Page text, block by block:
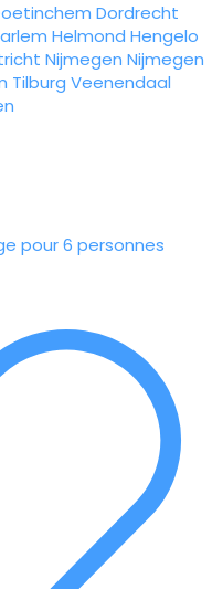
Dordrecht
Helmond Hengelo
Nijmegen Nijmegen
Tilburg Veenendaal
pour 6 personnes